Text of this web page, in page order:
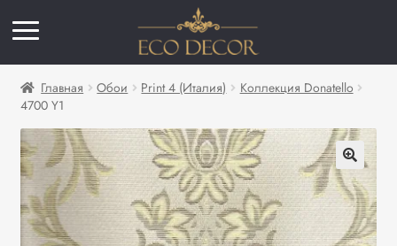
Главная Обои Print 4 (Италия)
Коллекция Donatello
4700 Y1